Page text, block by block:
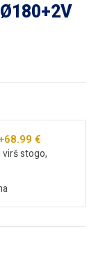
€
virš stogo,